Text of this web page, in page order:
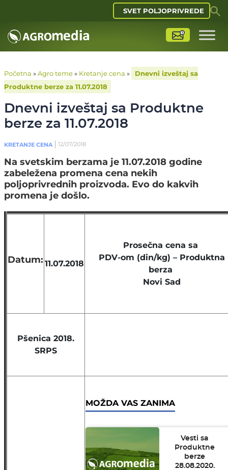
SVET POLJOPRIVREDE
Početna »Agro teme» Kretanje cena »
Dnevni izveštaj sa
Produktne berze za 11.07.2018
Dnevni izveštaj sa Produktne
berze za 11.07.2018
KRETANJE CENA 12/07/2018
Na svetskim berzama je 11.07.2018 godine
zabeležena promena cena nekih
poljoprivrednih proizvoda. Evo do kakvih
promena je došlo.
Datum: 11.07.2018
Prosečna cena sa
PDV-om (din/kg) – Produktna
berza
Novi Sad
Pšenica 2018.
SRPS
MOŽDA VAS ZANIMA
Vesti sa
Produktne
berze
28.08.2020.